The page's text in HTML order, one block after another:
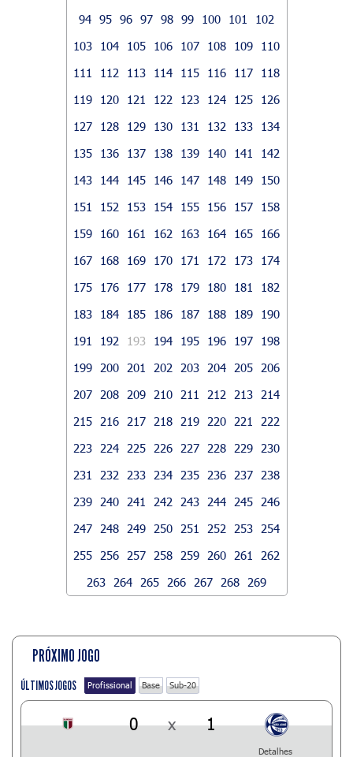
94 95 96 97 98 99 100 101
102
103
104 105 106 107 108 109
110
111
112 113 114 115 116 117
118
119
120 121 122 123 124 125
126
127
128 129 130 131 132 133
134
135
136 137 138 139 140 141
142
143
144 145 146 147 148 149
150
151
152 153 154 155 156 157
158
159
160 161 162 163 164 165
166
167
168 169 170 171 172 173
174
175
176 177 178 179 180 181
182
183
184 185 186 187 188 189
190
191
192 193 194 195 196 197
198
199
200 201 202 203 204 205
206
207
208 209 210 211 212 213
214
215
216 217 218 219 220 221
222
223
224 225 226 227 228 229
230
231
232 233 234 235 236 237
238
239
240 241 242 243 244 245
246
247
248 249 250 251 252 253
254
255
256 257 258 259 260 261
262
263
264 265 266 267 268 269
PRÓXIMO JOGO
ÚLTIMOS JOGOS Profissional Base Sub-20
0 x 1
Detalhes